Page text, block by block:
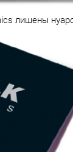
лишены